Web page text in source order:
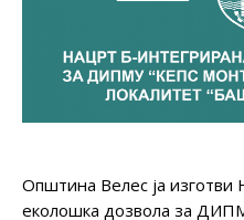
Општина Велес ја изготви
еколошка дозвола за